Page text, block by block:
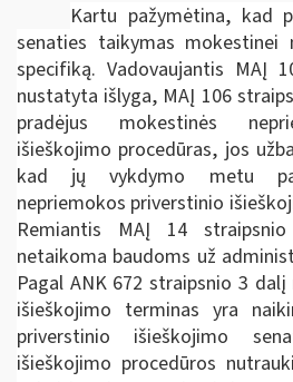
Kartu pažymėtina, kad
senaties taikymas mokestinei
specifiką. Vadovaujantis MAĮ
nustatyta išlyga, MAĮ 106
pradėjus mokestinės
išieškojimo procedūras, jos
kad jų vykdymo metu
nepriemokos priverstinio
Remiantis MAĮ 14
netaikoma baudoms už
Pagal ANK 672 straipsnio 3
išieškojimo terminas yra
priverstinio išieškojimo
išieškojimo procedūros